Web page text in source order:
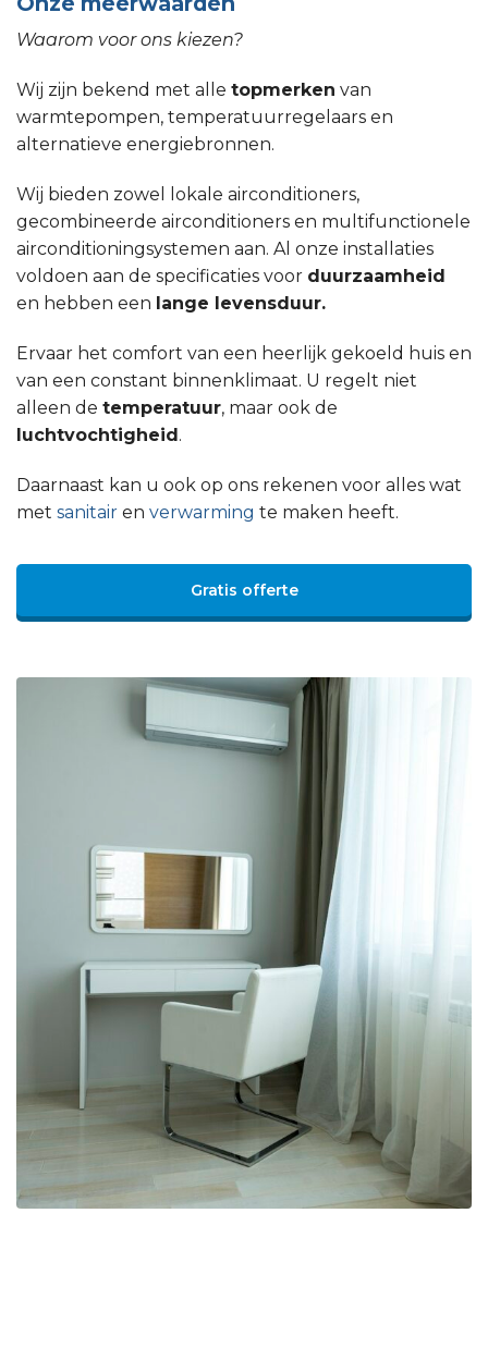
Waarom voor ons kiezen?
Wij zijn bekend met alle topmerken van
warmtepompen, temperatuurregelaars en
alternatieve energiebronnen.
Wij bieden zowel lokale airconditioners,
gecombineerde airconditioners en multifunctionele
airconditioningsystemen aan. Al onze installaties
voldoen aan de specificaties voor duurzaamheid
en hebben een lange levensduur.
Ervaar het comfort van een heerlijk gekoeld huis en
van een constant binnenklimaat. U regelt niet
alleen de temperatuur, maar ook de
luchtvochtigheid.
Daarnaast kan u ook op ons rekenen voor alles wat
met sanitair en verwarming te maken heeft.
Gratis offerte